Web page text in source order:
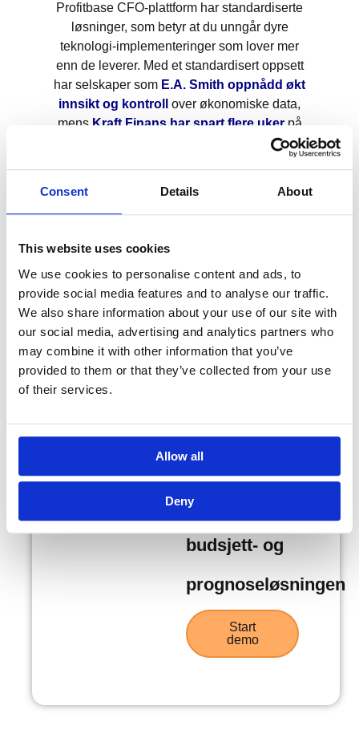
Consent Details About
This website uses cookies
We use cookies to personalise content and ads, to
provide social media features and to analyse our traffic.
We also share information about your use of our site with
our social media, advertising and analytics partners who
may combine it with other information that you’ve
provided to them or that they’ve collected from your use
of their services.
Allow all
Deny
Profitbase CFO-plattform har standardiserte
løsninger, som betyr at du unngår dyre
teknologi-implementeringer som lover mer
enn de leverer. Med et standardisert oppsett
har selskaper som E.A. Smith oppnådd økt
innsikt og kontroll
over økonomiske data,
mens Kraft Finanshar spart flere ukerpå
budsjettarbeid. Begge har fått en mer effektiv
Kan CFO-Plattformens budsjett og
prognoseløsning hjelpe din bedrift oppnå
og se selv!
Selvbetjent
demo av
budsjett- og
prognoseløsningen
Start
demo